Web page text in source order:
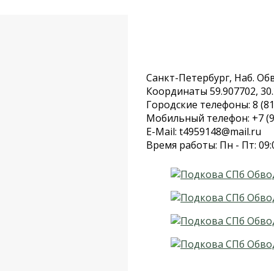
Санкт-Петербург, Наб.
Координаты 59.907702,
Городские телефоны: 8
Мобильный телефон: +7
E-Mail: t4959148@mail.ru
Время работы: Пн - Пт: